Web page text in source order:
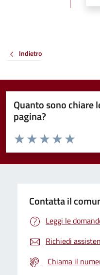
Indietro
Quanto sono chiare
pagina?
Valuta da 1 a 5 stelle la pagina
Valuta 5
Valuta 4 stelle
Valuta 3 stelle su
Valuta 2 stelle su 5
Valuta 1 stelle su 5
Contatta il
Leggi le
Richiedi
Chiama il